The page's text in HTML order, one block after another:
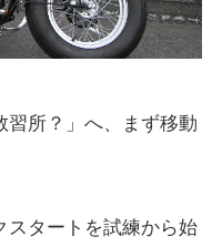
習所？」へ、まず移動
スタートを試練から始